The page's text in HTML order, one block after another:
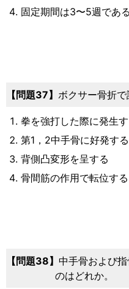
固定期間は3〜5週である
問題37 ボクサー骨折で
拳を強打した際に発生
第1，2中手骨に好発する
背側凸変形を呈する
骨間筋の作用で転位する
問題38
中手骨および
のはどれか。